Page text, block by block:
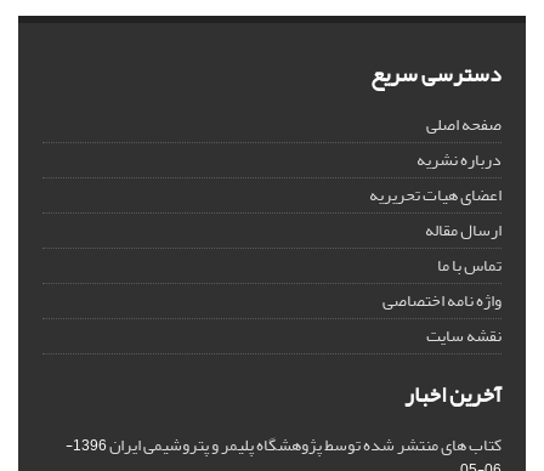
دسترسی سریع
صفحه اصلی
درباره نشریه
اعضای هیات تحریریه
ارسال مقاله
تماس با ما
واژه نامه اختصاصی
نقشه سایت
آخرین اخبار
کتاب های منتشر شده توسط پژوهشگاه پلیمر و پتروشیمی ایران
1396-